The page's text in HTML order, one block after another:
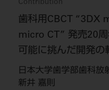
Contribution
歯科用CBCT “3DX
micro CT” 発売20
可能に挑んだ開発
日本大学歯学部歯科
新井 嘉則